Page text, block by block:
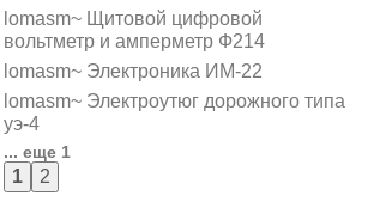
lomasm~ Щитовой цифровой
вольтметр и амперметр Ф214
lomasm~ Электроника ИМ-22
lomasm~ Электроутюг дорожного типа
уэ-4
... еще 1